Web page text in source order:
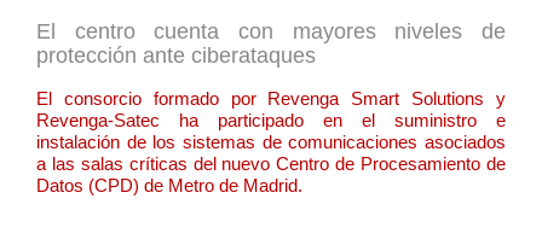
El centro cuenta con mayores niveles de
protección ante ciberataques
El consorcio formado por Revenga Smart Solutions y
Revenga-Satec ha participado en el suministro e
instalación de los sistemas de comunicaciones asociados
a las salas críticas del nuevo Centro de Procesamiento de
Datos (CPD) de Metro de Madrid.